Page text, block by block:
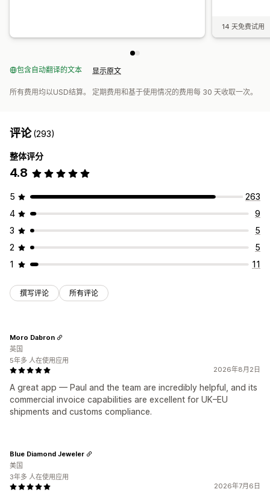
14 天免费试用
包含自动翻译的文本 显示原文
所有费用均以USD结算。 定期费用和基于使用情况的费用每 30 天收取一次。
评论(293)
整体评分
4.8
5
263
4
9
3
5
2
5
1
11
撰写评论 所有评论
2026年8月2日
A great app — Paul and the team are incredibly helpful, and its
commercial invoice capabilities are excellent for UK–EU
shipments and customs compliance.
Moro Dabron
英国
5年多 人在使用应用
2026年7月6日
Blue Diamond Jeweler
美国
3年多 人在使用应用